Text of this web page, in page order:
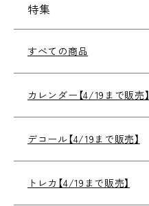
特集
すべての商品
カレンダー【4/19まで販売】
デコール【4/19まで販売】
トレカ【4/19まで販売】